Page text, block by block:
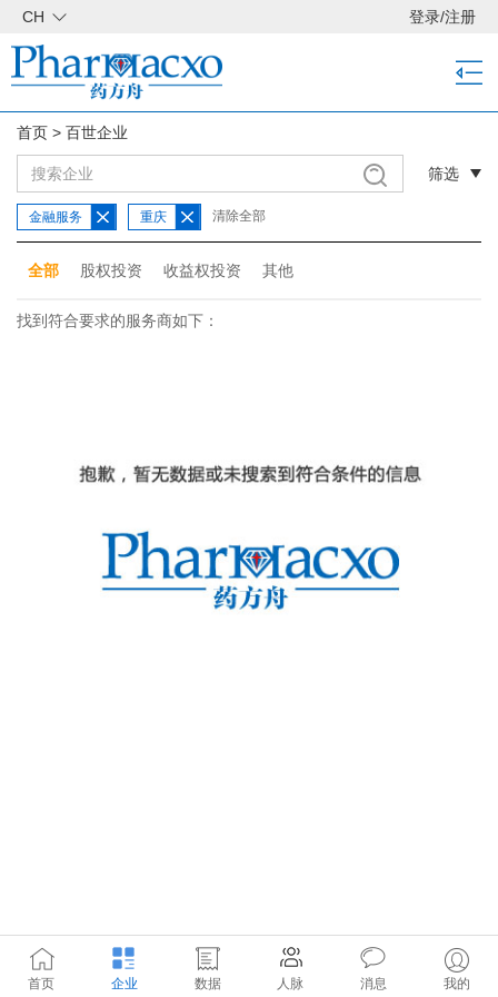
CH 登录/注册
首页 > 百世企业
筛选
金融服务 重庆 清除全部
全部 股权投资 收益权投资 其他
找到符合要求的服务商如下：
首页 企业 数据 人脉 消息 我的